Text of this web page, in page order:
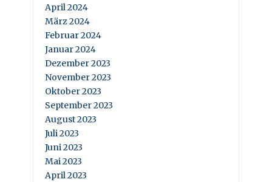
April 2024
März 2024
Februar 2024
Januar 2024
Dezember 2023
November 2023
Oktober 2023
September 2023
August 2023
Juli 2023
Juni 2023
Mai 2023
April 2023